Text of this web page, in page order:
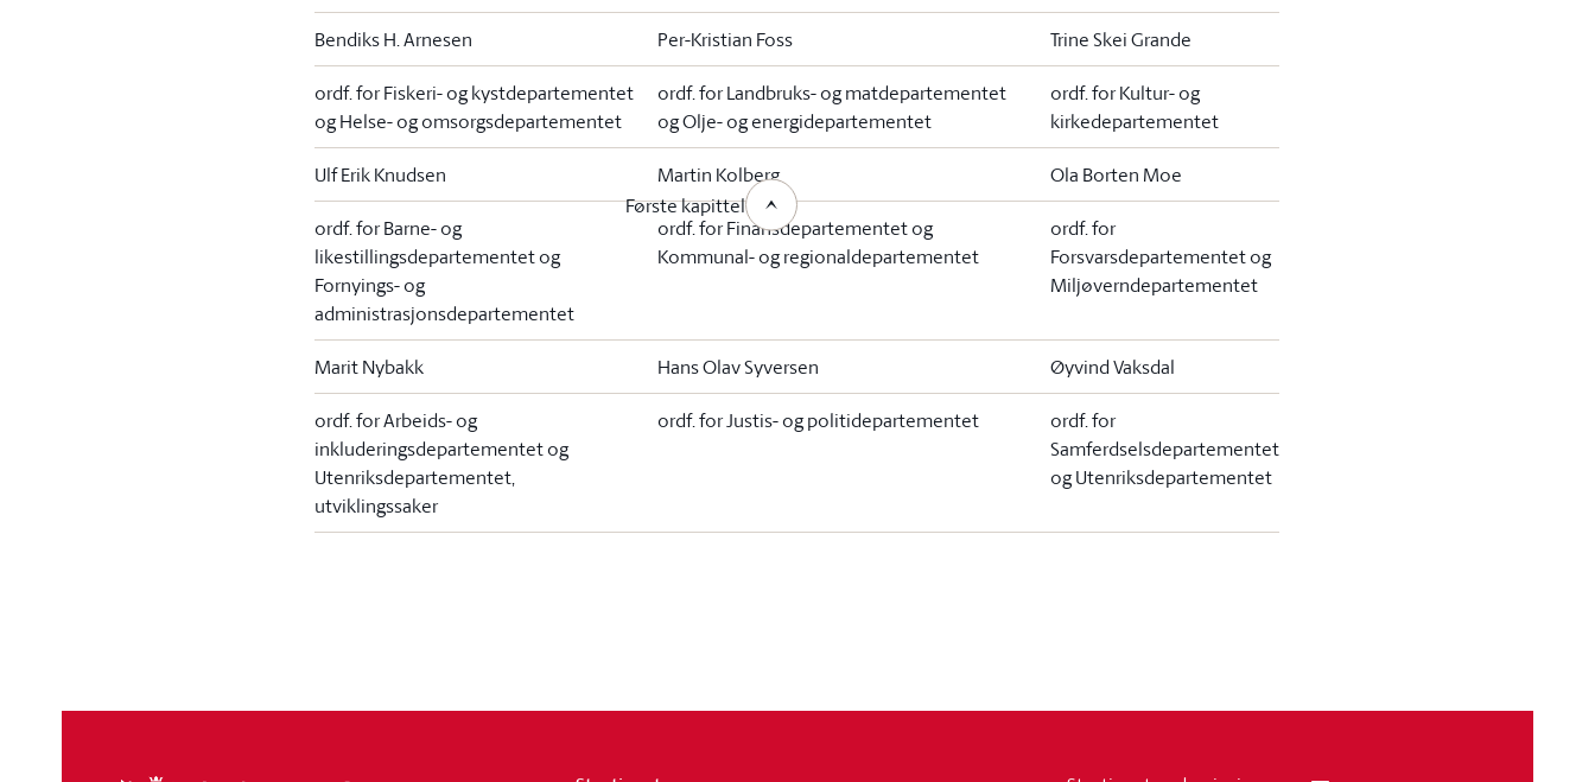
Bendiks H. Arnesen Per-Kristian Foss Trine Skei Grande
ordf. for Fiskeri- og kystdepartementet
og Helse- og omsorgsdepartementet
ordf. for Landbruks- og matdepartementet
og Olje- og energidepartementet
ordf. for Kultur- og
kirkedepartementet
Ulf Erik Knudsen Martin Kolberg Ola Borten Moe
ordf. for Barne- og
likestillingsdepartementet og
Fornyings- og
administrasjonsdepartementet
ordf. for Finansdepartementet og
Kommunal- og regionaldepartementet
ordf. for
Forsvarsdepartementet og
Miljøverndepartementet
Marit Nybakk Hans Olav Syversen Øyvind Vaksdal
ordf. for Arbeids- og
inkluderingsdepartementet og
Utenriksdepartementet,
utviklingssaker
ordf. for Justis- og politidepartementet
ordf. for
Samferdselsdepartementet
og Utenriksdepartementet
Første kapittel